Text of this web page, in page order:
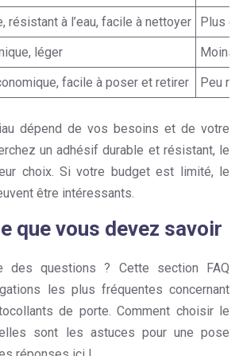
résistant à l’eau, facile à nettoyer
Plus
léger
Moins
facile à poser et retirer Peu
dépend de vos besoins et de votre
un adhésif durable et résistant, le
choix. Si votre budget est limité, le
être intéressants.
que vous devez savoir
des questions ? Cette section FAQ
les plus fréquentes concernant
de porte. Comment choisir le
sont les astuces pour une pose